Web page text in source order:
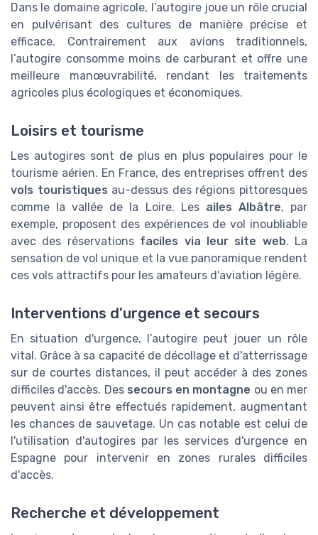
Dans le domaine agricole, l’autogire joue un rôle crucial
en pulvérisant des cultures de manière précise et
efficace. Contrairement aux avions traditionnels,
l’autogire consomme moins de carburant et offre une
meilleure manœuvrabilité, rendant les traitements
agricoles plus écologiques et économiques.
Loisirs et tourisme
Les autogires sont de plus en plus populaires pour le
tourisme aérien. En France, des entreprises offrent des
vols touristiques au-dessus des régions pittoresques
comme la vallée de la Loire. Les ailes Albâtre, par
exemple, proposent des expériences de vol inoubliable
avec des réservations faciles via leur site web. La
sensation de vol unique et la vue panoramique rendent
ces vols attractifs pour les amateurs d'aviation légère.
Interventions d'urgence et secours
En situation d'urgence, l’autogire peut jouer un rôle
vital. Grâce à sa capacité de décollage et d'atterrissage
sur de courtes distances, il peut accéder à des zones
difficiles d'accès. Des secours en montagne ou en mer
peuvent ainsi être effectués rapidement, augmentant
les chances de sauvetage. Un cas notable est celui de
l'utilisation d'autogires par les services d'urgence en
Espagne pour intervenir en zones rurales difficiles
d'accès.
Recherche et développement